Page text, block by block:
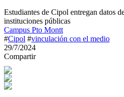
Estudiantes de Cipol entregan datos
instituciones públicas
Campus Pto Montt
#Cipol #vinculación con el medio
29/7/2024
Compartir